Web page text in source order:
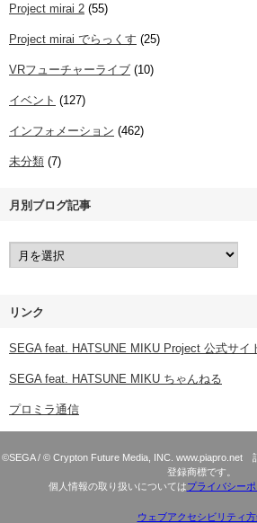
Project mirai 2 (55)
Project mirai でらっくす (25)
VRフューチャーライブ (10)
イベント (127)
インフォメーション (462)
未分類 (7)
月別ブログ記事
リンク
SEGA feat. HATSUNE MIKU Project 公式サイ
SEGA feat. HATSUNE MIKU ちゃんねる
プロミラ通信
©SEGA / © Crypton Future Media, INC. www.piapro.net
登録商標です。
個人情報の取り扱いについてはプライバシー
ウェブアクセシビリティ